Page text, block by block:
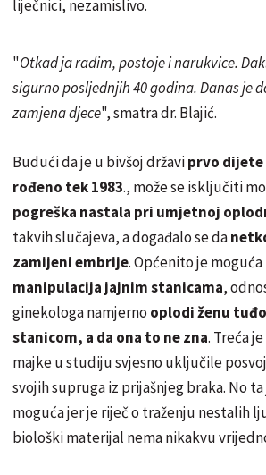
liječnici, nezamislivo.
"Otkad ja radim, postoje i narukvice.
sigurno posljednjih 40 godina. Danas je
zamjena djece", smatra dr. Blajić.
Budući da je u bivšoj državiprvo
rođeno tek 1983., može se isključiti
pogreška nastala pri umjetnoj
takvih slučajeva, a događalo se da
zamijeni embrije. Općenito je moguća
manipulacija jajnim stanicama,
ginekologa namjerno oplodi ženu
stanicom, a da ona to ne zna. Treća
majke u studiju svjesno uključile
svojih supruga iz prijašnjeg braka. No
moguća jer je riječ o traženju nestalih
biološki materijal nema nikakvu